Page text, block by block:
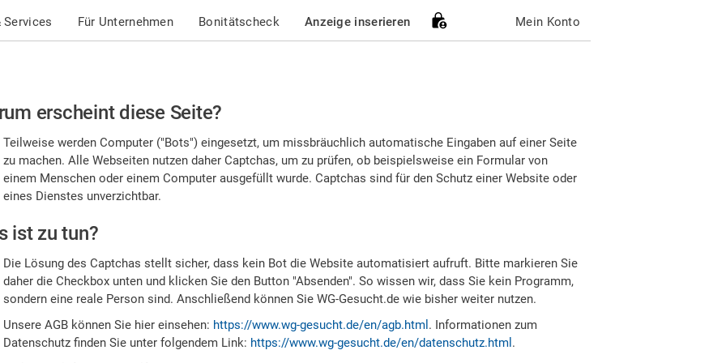
Services Für Unternehmen Bonitätscheck Anzeige inserieren Mein Konto
erscheint diese Seite?
Teilweise werden Computer ("Bots") eingesetzt, um missbräuchlich automatische Eingaben auf einer Seite
zu machen. Alle Webseiten nutzen daher Captchas, um zu prüfen, ob beispielsweise ein Formular von
einem Menschen oder einem Computer ausgefüllt wurde. Captchas sind für den Schutz einer Website oder
eines Dienstes unverzichtbar.
ist zu tun?
Die Lösung des Captchas stellt sicher, dass kein Bot die Website automatisiert aufruft. Bitte markieren Sie
daher die Checkbox unten und klicken Sie den Button "Absenden". So wissen wir, dass Sie kein Programm,
sondern eine reale Person sind. Anschließend können Sie WG-Gesucht.de wie bisher weiter nutzen.
Unsere AGB können Sie hier einsehen: https://www.wg-gesucht.de/en/agb.html . Informationen zum
Datenschutz finden Sie unter folgendem Link: https://www.wg-gesucht.de/en/datenschutz.html .